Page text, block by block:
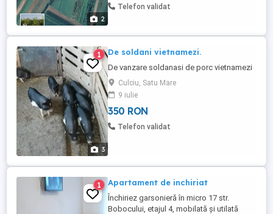
2
Telefon validat
3
1 De soldani vietnamezi.
De vanzare soldanasi de porc vietnamezi
Culciu, Satu Mare
9 iulie
350 RON
Telefon validat
1 Apartament de inchiriat
Închiriez garsonieră în micro 17 str.
Bobocului, etajul 4, mobilată și utilată